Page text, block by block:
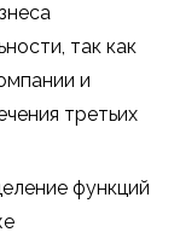
так как
и
третьих
функций